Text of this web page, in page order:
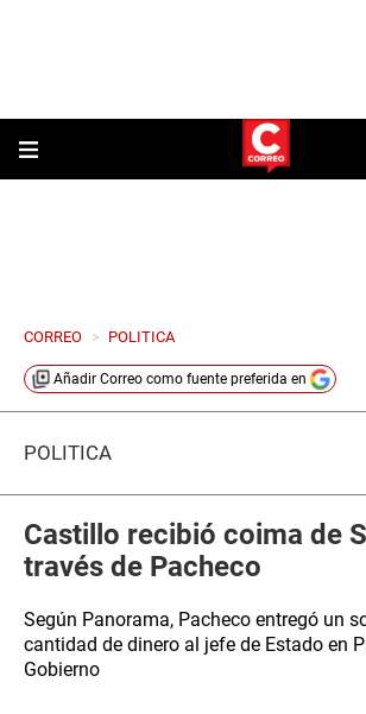
CORREO > POLITICA
Añadir Correo como fuente preferida en
POLÍTICA
Castillo recibió coima de
través de Pacheco
Según Panorama, Pacheco entregó un
cantidad de dinero al jefe de Estado en
Gobierno